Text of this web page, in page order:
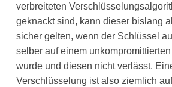
verbreiteten
geknackt sind, kann dieser bislang
sicher gelten, wenn der Schlüssel
selber auf einem
wurde und diesen nicht verlässt.
Verschlüsselung ist also ziemlich